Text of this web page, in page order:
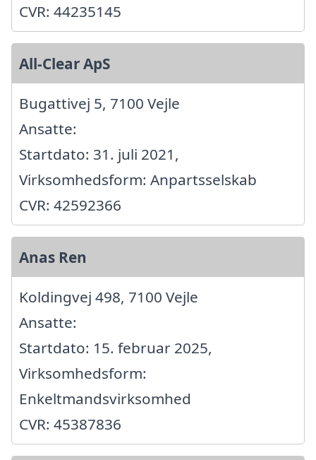
CVR: 44235145
All-Clear ApS
Bugattivej 5, 7100 Vejle
Ansatte:
Startdato: 31. juli 2021,
Virksomhedsform: Anpartsselskab
CVR: 42592366
Anas Ren
Koldingvej 498, 7100 Vejle
Ansatte:
Startdato: 15. februar 2025,
Virksomhedsform:
Enkeltmandsvirksomhed
CVR: 45387836